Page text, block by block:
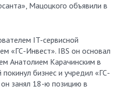
Мацоцкого объявили в
IT-сервисной
«ГС-Инвест». IBS он основал
Анатолием Карачинским в
бизнес и учредил «ГС-
он занял 18-ю позицию в